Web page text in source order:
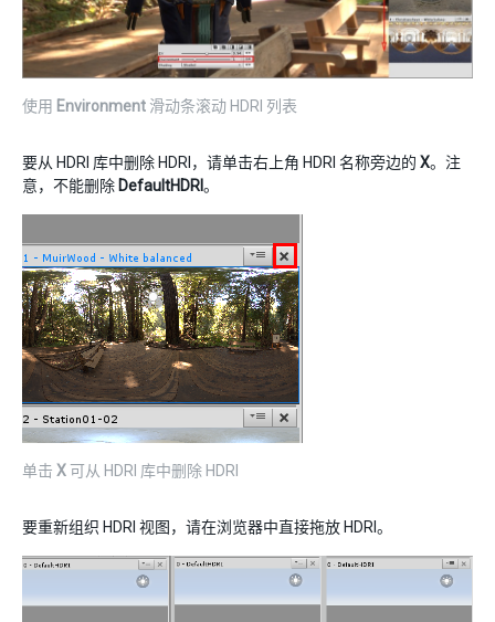
使用 Environment 滑动条滚动 HDRI 列表
要从 HDRI 库中删除 HDRI，请单击右上角 HDRI 名称旁边的 X。注
意，不能删除 DefaultHDRI。
单击 X 可从 HDRI 库中删除 HDRI
要重新组织 HDRI 视图，请在浏览器中直接拖放 HDRI。